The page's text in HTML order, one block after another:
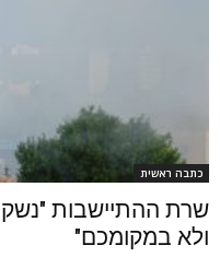
כתבה ראשית
שרת ההתיישבות
ולא במקומכם"